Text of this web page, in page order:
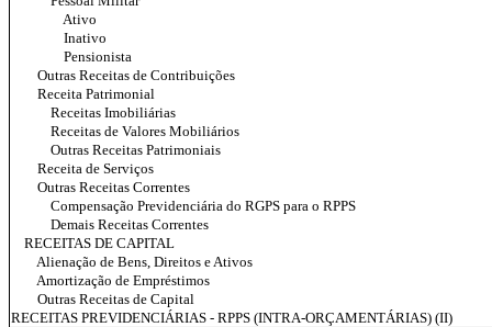
Ativo
Inativo
Pensionista
Outras Receitas de Contribuições
Receita Patrimonial
Receitas Imobiliárias
Receitas de Valores Mobiliários
Outras Receitas Patrimoniais
Receita de Serviços
Outras Receitas Correntes
Compensação Previdenciária do RGPS para o RPPS
Demais Receitas Correntes
RECEITAS DE CAPITAL
Alienação de Bens, Direitos e Ativos
Amortização de Empréstimos
Outras Receitas de Capital
RECEITAS PREVIDENCIÁRIAS - RPPS (INTRA-ORÇAMENTÁRIAS) (II)